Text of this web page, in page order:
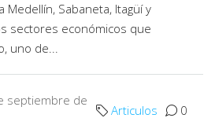
Medellín, Sabaneta, Itagüí y
sectores económicos que
uno de...
septiembre de
Articulos 0